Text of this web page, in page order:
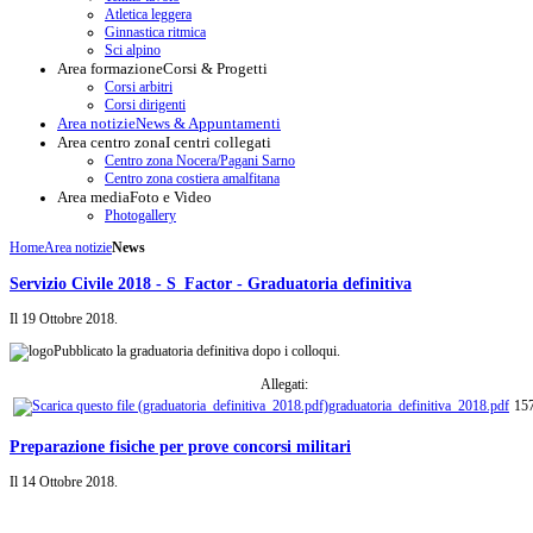
Atletica leggera
Ginnastica ritmica
Sci alpino
Area formazioneCorsi & Progetti
Corsi arbitri
Corsi dirigenti
Area notizieNews & Appuntamenti
Area centro zonaI centri collegati
Centro zona Nocera/Pagani Sarno
Centro zona costiera amalfitana
Area mediaFoto e Video
Photogallery
HomeArea notizieNews
Servizio Civile 2018 - S_Factor - Graduatoria definitiva
Il 19 Ottobre 2018.
Pubblicato la graduatoria definitiva dopo i colloqui.
Allegati:
graduatoria_definitiva_2018.pdf
Preparazione fisiche per prove concorsi militari
Il 14 Ottobre 2018.